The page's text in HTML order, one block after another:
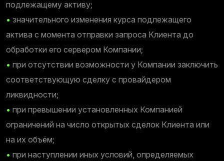
подлежащему активу;
• значительного изменения курса подлежащего
актива с момента отправки запроса Клиента до
обработки его сервером Компании;
• при отсутствии возможности у Компании заключить
соответствующую сделку с провайдером
ликвидности;
• при превышении установленных Компанией
ограничений на число открытых сделок Клиента или
на их объём;
• при наступлении иных условий, определяемых